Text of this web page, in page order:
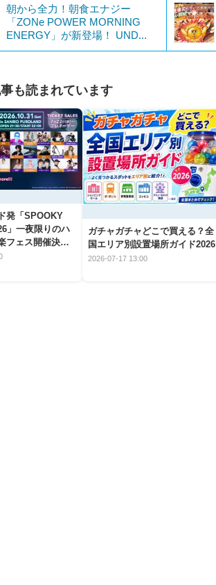
朝から全力！朝食エナジー
「ZONe POWER MORNING
ENERGY」が新登場！ UND...
も読まれています
発「SPOOKY
」一夜限りのハ
フェス開催決
ガチャガチャどこで買える？全
国エリア別設置場所ガイド2026
2026-07-17 13:00